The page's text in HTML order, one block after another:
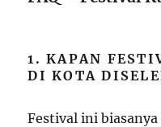
1. KAPAN
DI KOTA
Festival ini